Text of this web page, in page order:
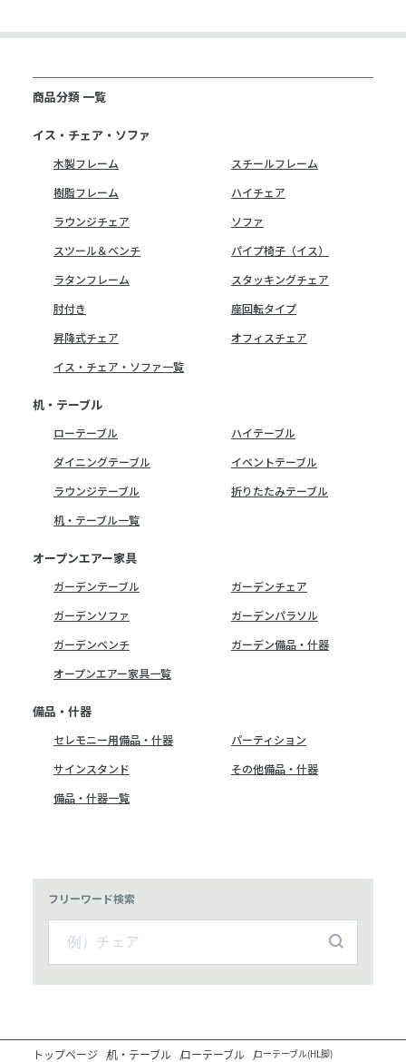
商品分類 一覧
イス・チェア・ソファ
木製フレーム
スチールフレーム
樹脂フレーム
ハイチェア
ラウンジチェア
ソファ
スツール＆ベンチ
パイプ椅子（イス）
ラタンフレーム
スタッキングチェア
肘付き
座回転タイプ
昇降式チェア
オフィスチェア
イス・チェア・ソファ一覧
机・テーブル
ローテーブル
ハイテーブル
ダイニングテーブル
イベントテーブル
ラウンジテーブル
折りたたみテーブル
机・テーブル一覧
オープンエアー家具
ガーデンテーブル
ガーデンチェア
ガーデンソファ
ガーデンパラソル
ガーデンベンチ
ガーデン備品・什器
オープンエアー家具一覧
備品・什器
セレモニー用備品・什器
パーティション
サインスタンド
その他備品・什器
備品・什器一覧
フリーワード検索
トップページ 机・テーブル ローテーブル ローテーブル(HL脚)